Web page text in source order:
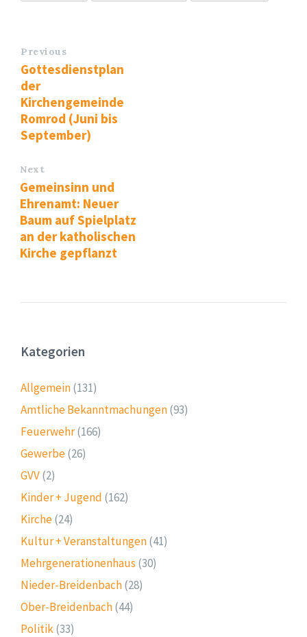
Previous
Gottesdienstplan
der
Kirchengemeinde
Romrod (Juni bis
September)
Next
Gemeinsinn und
Ehrenamt: Neuer
Baum auf Spielplatz
an der katholischen
Kirche gepflanzt
Kategorien
Allgemein(131)
Amtliche Bekanntmachungen(93)
Feuerwehr(166)
Gewerbe(26)
GVV(2)
Kinder + Jugend (162)
Kirche(24)
Kultur + Veranstaltungen(41)
Mehrgenerationenhaus (30)
Nieder-Breidenbach(28)
Ober-Breidenbach(44)
Politik(33)